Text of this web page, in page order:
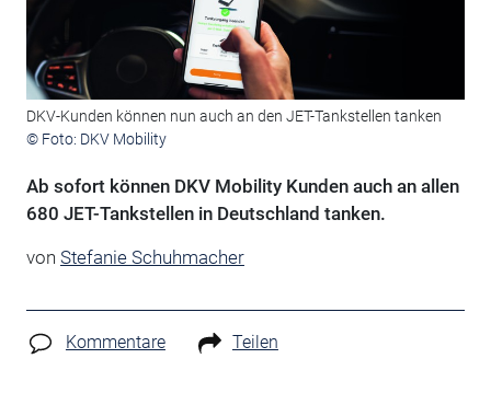
DKV-Kunden können nun auch an den JET-Tankstellen tanken
© Foto: DKV Mobility
Ab sofort können DKV Mobility Kunden auch an allen
680 JET-Tankstellen in Deutschland tanken.
von Stefanie Schuhmacher
Kommentare Teilen